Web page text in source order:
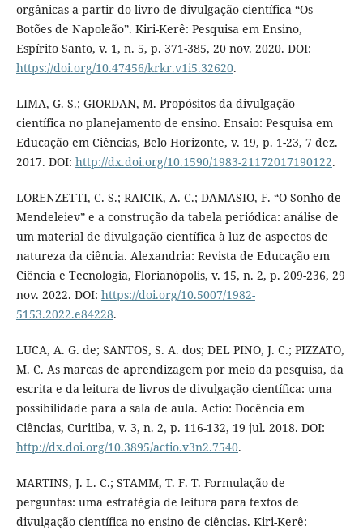
orgânicas a partir do livro de divulgação científica “Os
Botões de Napoleão”. Kiri-Kerê: Pesquisa em Ensino,
Espírito Santo, v. 1, n. 5, p. 371-385, 20 nov. 2020. DOI:
https://doi.org/10.47456/krkr.v1i5.32620.
LIMA, G. S.; GIORDAN, M. Propósitos da divulgação
científica no planejamento de ensino. Ensaio: Pesquisa em
Educação em Ciências, Belo Horizonte, v. 19, p. 1-23, 7 dez.
2017. DOI: http://dx.doi.org/10.1590/1983-21172017190122.
LORENZETTI, C. S.; RAICIK, A. C.; DAMASIO, F. “O Sonho de
Mendeleiev” e a construção da tabela periódica: análise de
um material de divulgação científica à luz de aspectos de
natureza da ciência. Alexandria: Revista de Educação em
Ciência e Tecnologia, Florianópolis, v. 15, n. 2, p. 209-236, 29
nov. 2022. DOI: https://doi.org/10.5007/1982-
5153.2022.e84228.
LUCA, A. G. de; SANTOS, S. A. dos; DEL PINO, J. C.; PIZZATO,
M. C. As marcas de aprendizagem por meio da pesquisa, da
escrita e da leitura de livros de divulgação científica: uma
possibilidade para a sala de aula. Actio: Docência em
Ciências, Curitiba, v. 3, n. 2, p. 116-132, 19 jul. 2018. DOI:
http://dx.doi.org/10.3895/actio.v3n2.7540.
MARTINS, J. L. C.; STAMM, T. F. T. Formulação de
perguntas: uma estratégia de leitura para textos de
divulgação científica no ensino de ciências. Kiri-Kerê: